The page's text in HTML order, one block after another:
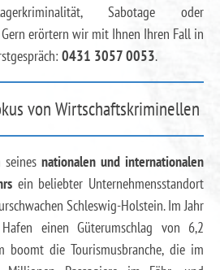
Sabotage oder
erörtern wir mit Ihnen Ihren Fall in
0431 3057 0053.
von Wirtschaftskriminellen
nationalen und internationalen
ein beliebter Unternehmensstandort
Schleswig-Holstein. Im Jahr
einen Güterumschlag von 6,2
boomt die Tourismusbranche, die im